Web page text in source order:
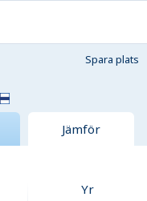
Spara plats
Jämför
Yr